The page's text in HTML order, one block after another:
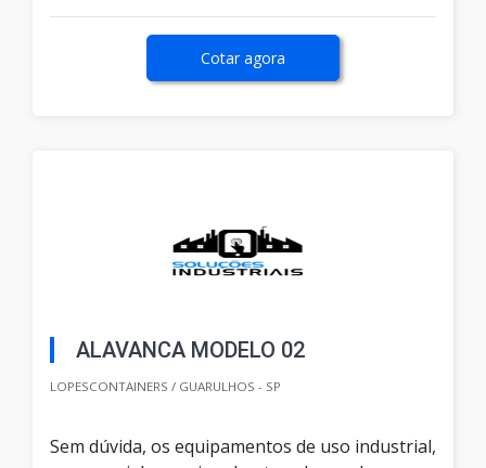
Cotar agora
ALAVANCA MODELO 02
LOPESCONTAINERS / GUARULHOS - SP
Sem dúvida, os equipamentos de uso industrial,